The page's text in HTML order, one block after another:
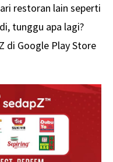
restoran lain seperti
tunggu apa lagi?
di Google Play Store